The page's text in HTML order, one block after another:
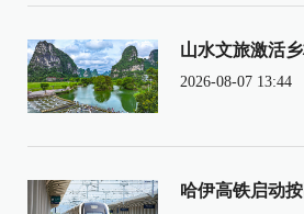
山水文旅激活
2026-08-07 13:44
哈伊高铁启动